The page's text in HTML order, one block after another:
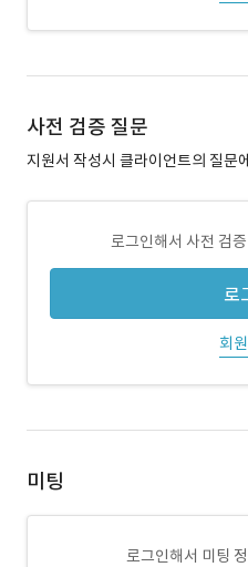
사전 검증 질문
지원서 작성시 클라이언트의 질문
로그인해서 사전 검
로
회
미팅
로그인해서 미팅